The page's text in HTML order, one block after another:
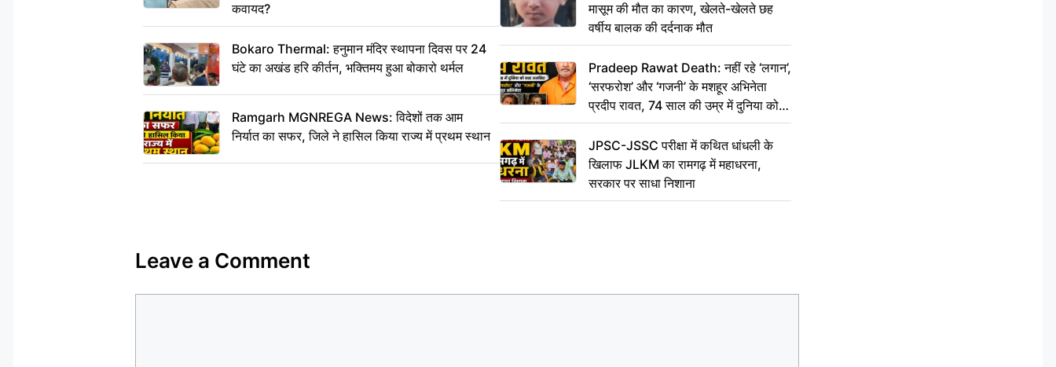
कवायद?
Bokaro Thermal: हनुमान मंदिर स्थापना दिवस पर 24
घंटे का अखंड हरि कीर्तन, भक्तिमय हुआ बोकारो थर्मल
Ramgarh MGNREGA News: विदेशों तक आम
निर्यात का सफर, जिले ने हासिल किया राज्य में प्रथम स्थान
मासूम की मौत का कारण, खेलते-खेलते छह
वर्षीय बालक की दर्दनाक मौत
Pradeep Rawat Death: नहीं रहे ‘लगान’,
‘सरफरोश’ और ‘गजनी’ के मशहूर अभिनेता
प्रदीप रावत, 74 साल की उम्र में दुनिया को
कहा अलविदा
JPSC-JSSC परीक्षा में कथित धांधली के
खिलाफ JLKM का रामगढ़ में महाधरना,
सरकार पर साधा निशाना
Leave a Comment